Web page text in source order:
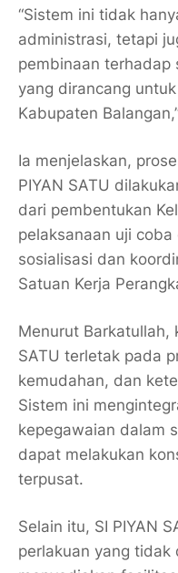
“Sistem ini tidak
administrasi, tetapi
pembinaan terhadap
yang dirancang
Kabupaten
Ia menjelaskan,
PIYAN SATU
dari pembentukan
pelaksanaan uji coba
sosialisasi dan
Satuan Kerja
Menurut Barkatullah,
SATU terletak pada
kemudahan, dan
Sistem ini
kepegawaian dalam
dapat melakukan
terpusat.
Selain itu, SI PIYAN
perlakuan yang